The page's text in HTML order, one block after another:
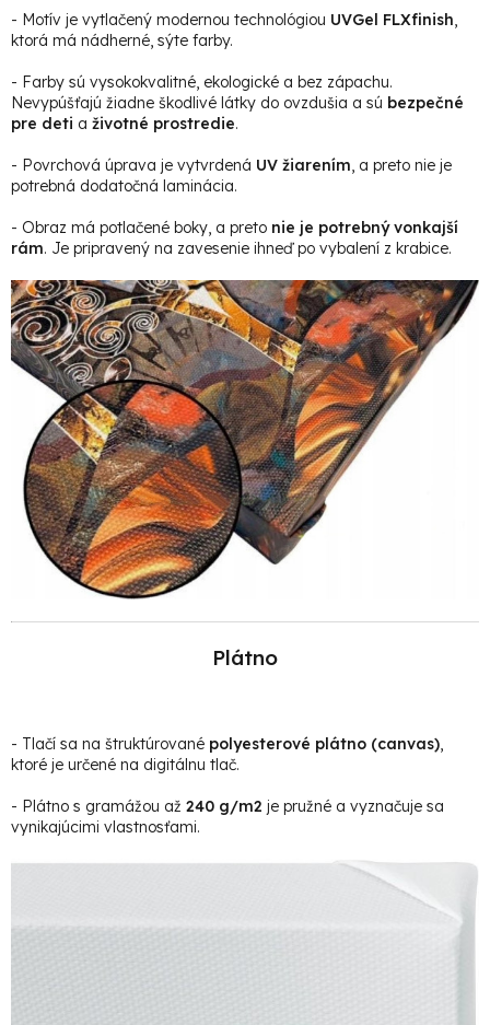
- Motív je vytlačený modernou technológiou UVGel FLXfinish,
ktorá má nádherné, sýte farby.
- Farby sú vysokokvalitné, ekologické a bez zápachu.
Nevypúšťajú žiadne škodlivé látky do ovzdušia a sú bezpečné
pre deti a životné prostredie.
- Povrchová úprava je vytvrdená UV žiarením, a preto nie je
potrebná dodatočná laminácia.
- Obraz má potlačené boky, a preto nie je potrebný vonkajší
rám. Je pripravený na zavesenie ihneď po vybalení z krabice.
Plátno
- Tlačí sa na štruktúrované polyesterové plátno (canvas),
ktoré je určené na digitálnu tlač.
- Plátno s gramážou až 240 g/m2 je pružné a vyznačuje sa
vynikajúcimi vlastnosťami.